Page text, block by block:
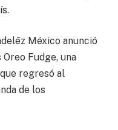
México anunció
Fudge, una
regresó al
de los